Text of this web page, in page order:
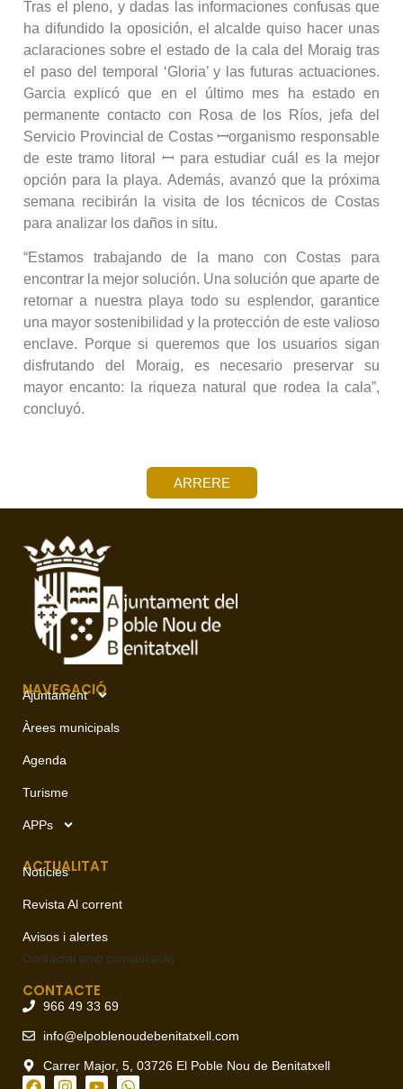
Tras el pleno, y dadas las informaciones confusas que
ha difundido la oposición, el alcalde quiso hacer unas
aclaraciones sobre el estado de la cala del Moraig tras
el paso del temporal ‘Gloria’ y las futuras actuaciones.
Garcia explicó que en el último mes ha estado en
permanente contacto con Rosa de los Ríos, jefa del
Servicio Provincial de Costas ꟷorganismo responsable
de este tramo litoral ꟷ para estudiar cuál es la mejor
opción para la playa. Además, avanzó que la próxima
semana recibirán la visita de los técnicos de Costas
para analizar los daños in situ.
“Estamos trabajando de la mano con Costas para
encontrar la mejor solución. Una solución que aparte de
retornar a nuestra playa todo su esplendor, garantice
una mayor sostenibilidad y la protección de este valioso
enclave. Porque si queremos que los usuarios sigan
disfrutando del Moraig, es necesario preservar su
mayor encanto: la riqueza natural que rodea la cala”,
concluyó.
ARRERE
NAVEGACIÓ
Ajuntament
Àrees municipals
Agenda
Turisme
APPs
ACTUALITAT
Notícies
Revista Al corrent
Avisos i alertes
Contactar amb comunicació
CONTACTE
966 49 33 69
info@elpoblenoudebenitatxell.com
Carrer Major, 5, 03726 El Poble Nou de Benitatxell